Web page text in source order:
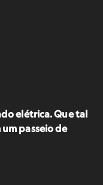
elétrica. Que tal
passeio de